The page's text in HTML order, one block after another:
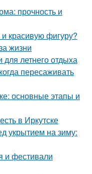
прочность и
и красивую фигуру?
жизни
для летнего отдыха
пересаживать
основные этапы и
в Иркутске
укрытием на зиму:
и фестивали